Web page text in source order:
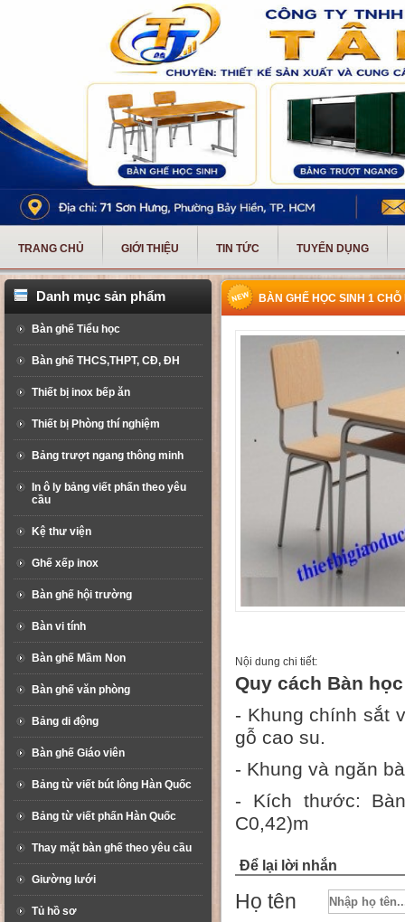
TRANG CHỦ GIỚI THIỆU TIN TỨC TUYỂN DỤNG
Danh mục sản phẩm
Bàn ghế Tiểu học
Bàn ghế THCS,THPT, CĐ, ĐH
Thiết bị inox bếp ăn
Thiết bị Phòng thí nghiệm
Bảng trượt ngang thông minh
In ô ly bảng viết phấn theo yêu
cầu
Kệ thư viện
Ghế xếp inox
Bàn ghế hội trường
Bàn vi tính
Bàn ghế Mầm Non
Bàn ghế văn phòng
Bảng di động
Bàn ghế Giáo viên
Bảng từ viết bút lông Hàn Quốc
Bảng từ viết phấn Hàn Quốc
Thay mặt bàn ghế theo yêu cầu
Giường lưới
Tủ hồ sơ
BÀN GHẾ HỌC SINH 1 CHỖ
Nội dung chi tiết:
Quy cách Bàn
- Khung chính sắt
gỗ cao su.
- Khung và ngăn
- Kích thước:
C0,42)m
Để lại lời nhắn
Họ tên